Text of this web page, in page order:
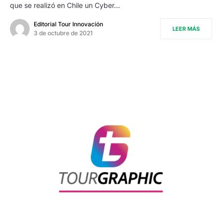
que se realizó en Chile un Cyber…
Editorial Tour Innovación
3 de octubre de 2021
LEER MÁS